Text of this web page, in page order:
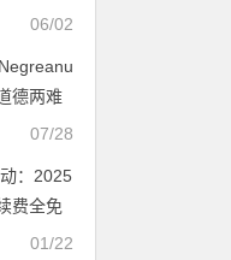
06/02
德两难
07/28
：2025
费全免
01/22